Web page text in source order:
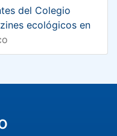
del Colegio
ecológicos en